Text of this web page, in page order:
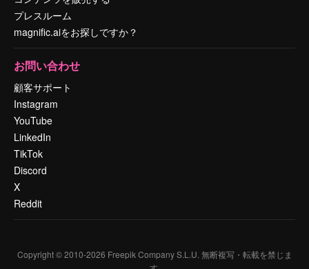
プレスルーム
magnific.aiをお探しですか？
お問い合わせ
顧客サポート
Instagram
YouTube
LinkedIn
TikTok
Discord
X
Reddit
Copyright © 2010-2026 Freepik Company S.L.U. 無断複写・転載を禁じま